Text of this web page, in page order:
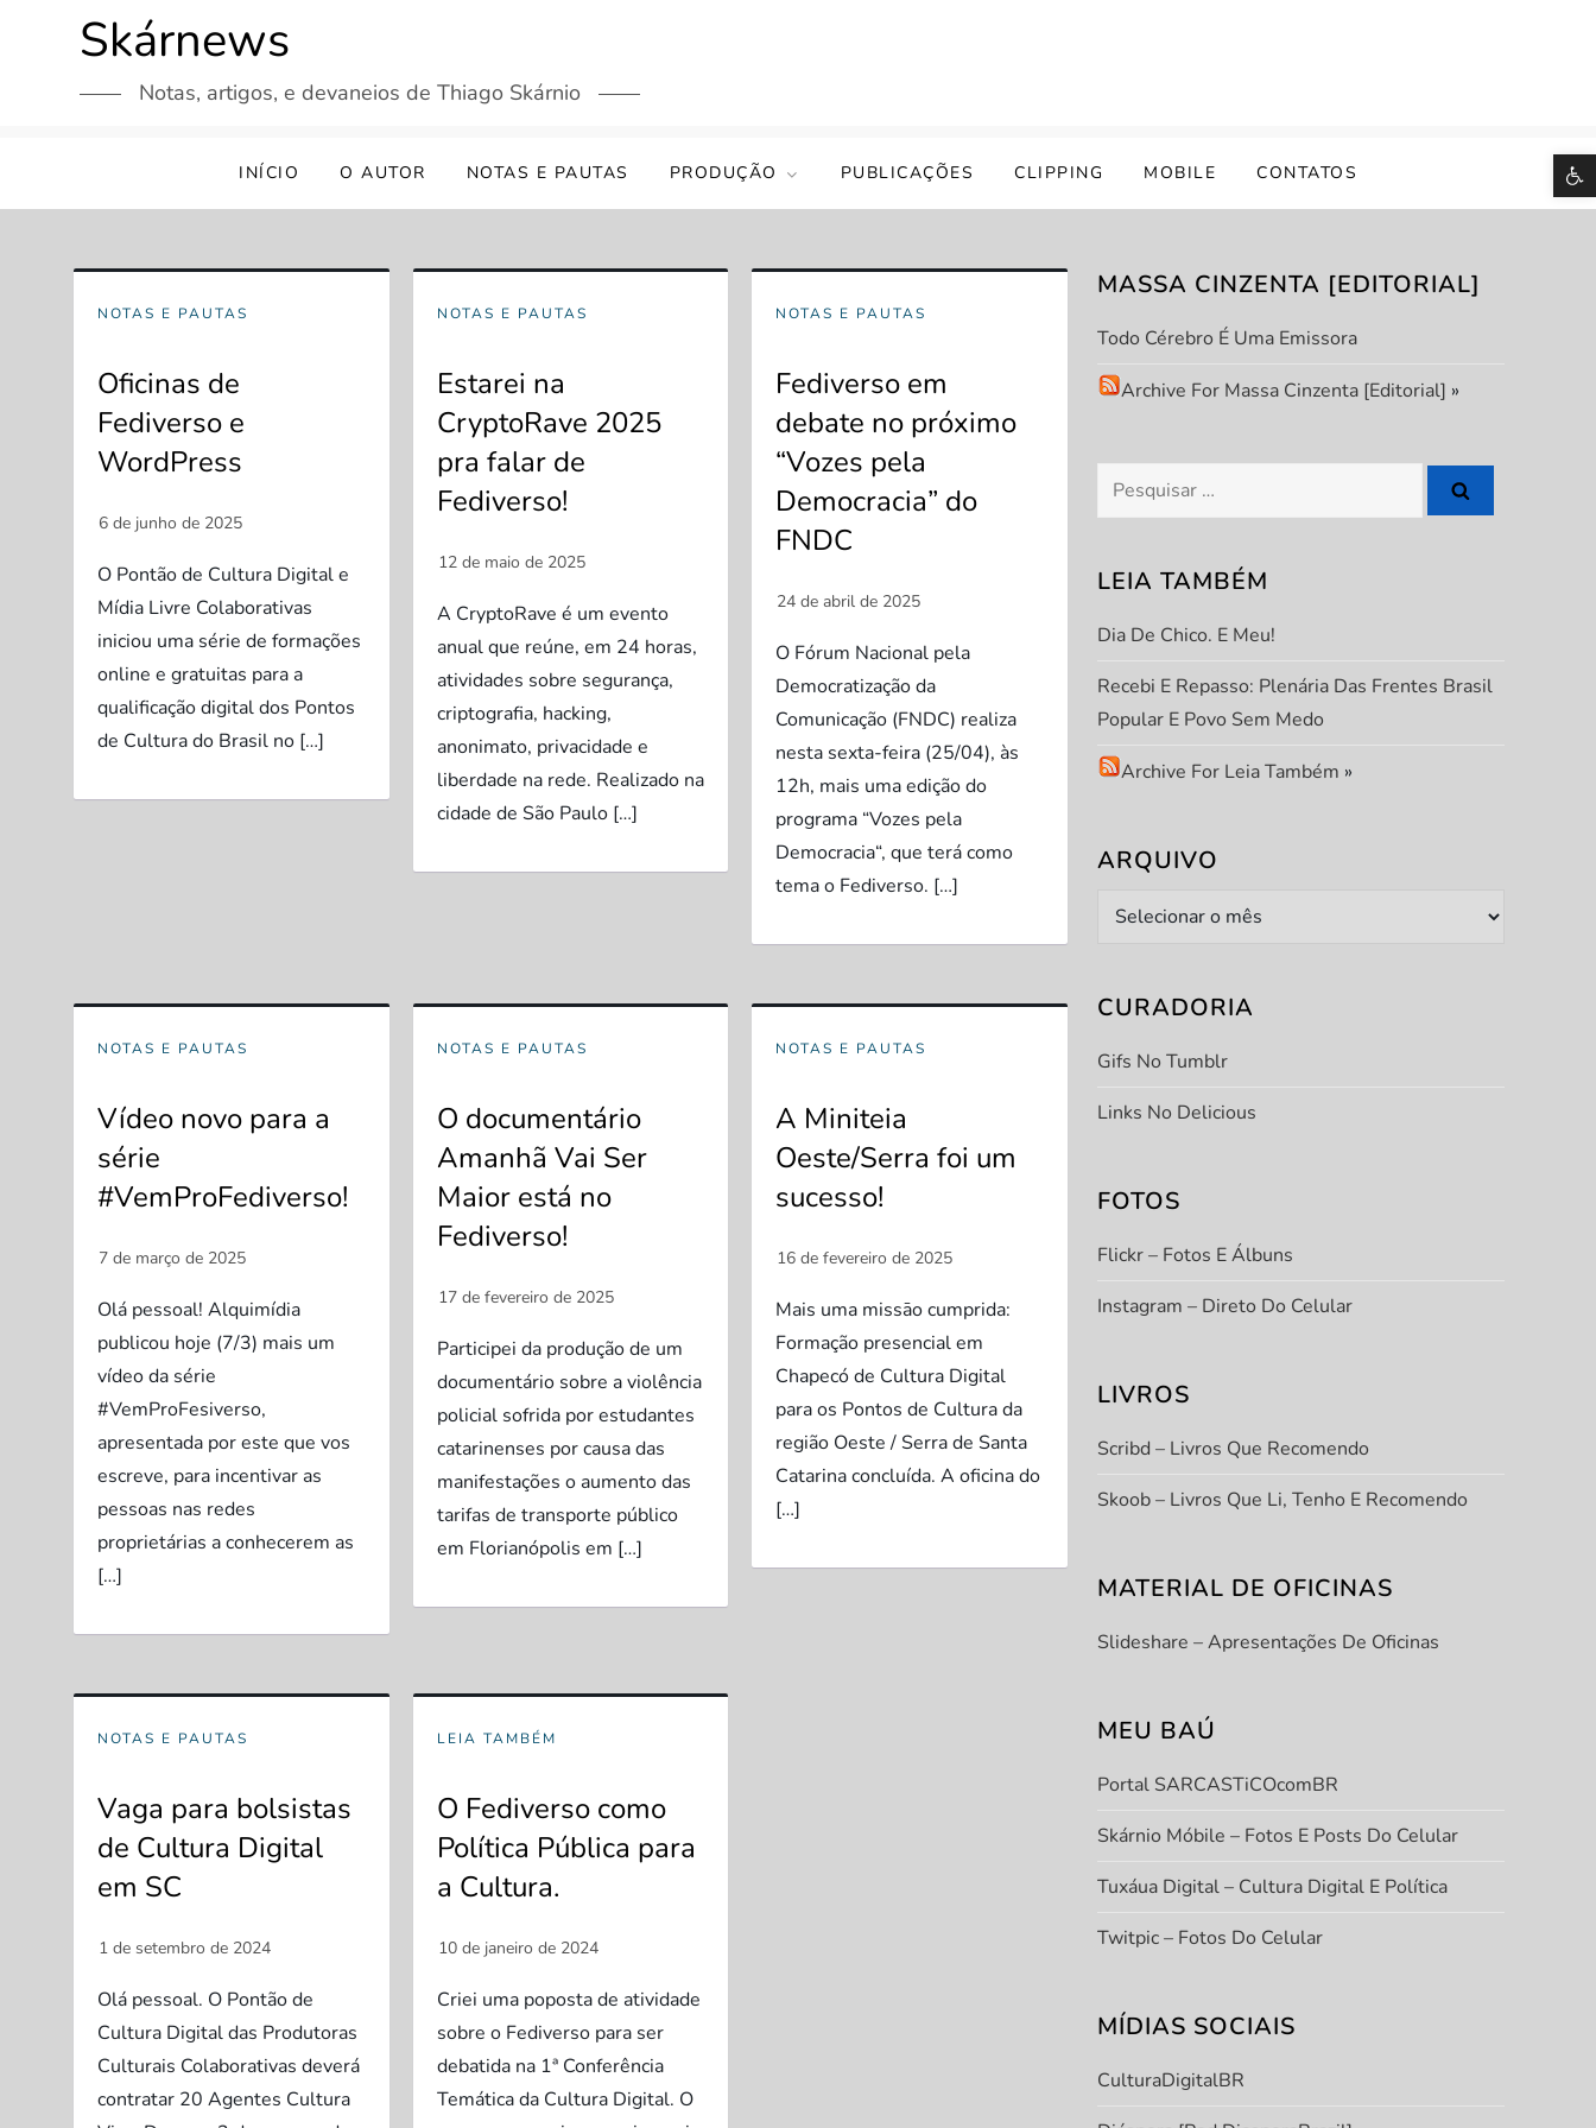
Skárnews
Notas, artigos, e devaneios de Thiago Skárnio
INÍCIO O AUTOR NOTAS E PAUTAS PRODUÇÃO PUBLICAÇÕES CLIPPING MOBILE CONTATOS
NOTAS E PAUTAS
Oficinas de
Fediverso e
WordPress
O Pontão de Cultura Digital e
Mídia Livre Colaborativas
iniciou uma série de formações
online e gratuitas para a
qualificação digital dos Pontos
de Cultura do Brasil no […]
NOTAS E PAUTAS
Estarei na
CryptoRave 2025
pra falar de
Fediverso!
A CryptoRave é um evento
anual que reúne, em 24 horas,
atividades sobre segurança,
criptografia, hacking,
anonimato, privacidade e
liberdade na rede. Realizado na
cidade de São Paulo […]
NOTAS E PAUTAS
Fediverso em
debate no próximo
“Vozes pela
Democracia” do
FNDC
O Fórum Nacional pela
Democratização da
Comunicação (FNDC) realiza
nesta sexta-feira (25/04), às
12h, mais uma edição do
programa “Vozes pela
Democracia“, que terá como
tema o Fediverso. […]
NOTAS E PAUTAS
Vídeo novo para a
série
#VemProFediverso!
Olá pessoal! Alquimídia
publicou hoje (7/3) mais um
vídeo da série
#VemProFesiverso,
apresentada por este que vos
escreve, para incentivar as
pessoas nas redes
proprietárias a conhecerem as
[…]
NOTAS E PAUTAS
O documentário
Amanhã Vai Ser
Maior está no
Fediverso!
Participei da produção de um
documentário sobre a violência
policial sofrida por estudantes
catarinenses por causa das
manifestações o aumento das
tarifas de transporte público
em Florianópolis em […]
NOTAS E PAUTAS
A Miniteia
Oeste/Serra foi um
sucesso!
Mais uma missāo cumprida:
Formação presencial em
Chapecó de Cultura Digital
para os Pontos de Cultura da
região Oeste / Serra de Santa
Catarina concluída. A oficina do
[…]
NOTAS E PAUTAS
Vaga para bolsistas
de Cultura Digital
em SC
Olá pessoal. O Pontão de
Cultura Digital das Produtoras
Culturais Colaborativas deverá
contratar 20 Agentes Cultura
LEIA TAMBÉM
O Fediverso como
Política Pública para
a Cultura.
Criei uma poposta de atividade
sobre o Fediverso para ser
debatida na 1ª Conferência
Temática da Cultura Digital. O
MASSA CINZENTA [EDITORIAL]
Todo Cérebro É Uma Emissora
Archive For Massa Cinzenta [Editorial] »
Pesquisar
por:
LEIA TAMBÉM
Dia De Chico. E Meu!
Recebi E Repasso: Plenária Das Frentes Brasil
Popular E Povo Sem Medo
Archive For Leia Também »
ARQUIVO
Arquivo
CURADORIA
Gifs No Tumblr
Links No Delicious
FOTOS
Flickr – Fotos E Álbuns
Instagram – Direto Do Celular
LIVROS
Scribd – Livros Que Recomendo
Skoob – Livros Que Li, Tenho E Recomendo
MATERIAL DE OFICINAS
Slideshare – Apresentações De Oficinas
MEU BAÚ
Portal SARCASTiCOcomBR
Skárnio Móbile – Fotos E Posts Do Celular
Tuxáua Digital – Cultura Digital E Política
Twitpic – Fotos Do Celular
MÍDIAS SOCIAIS
CulturaDigitalBR